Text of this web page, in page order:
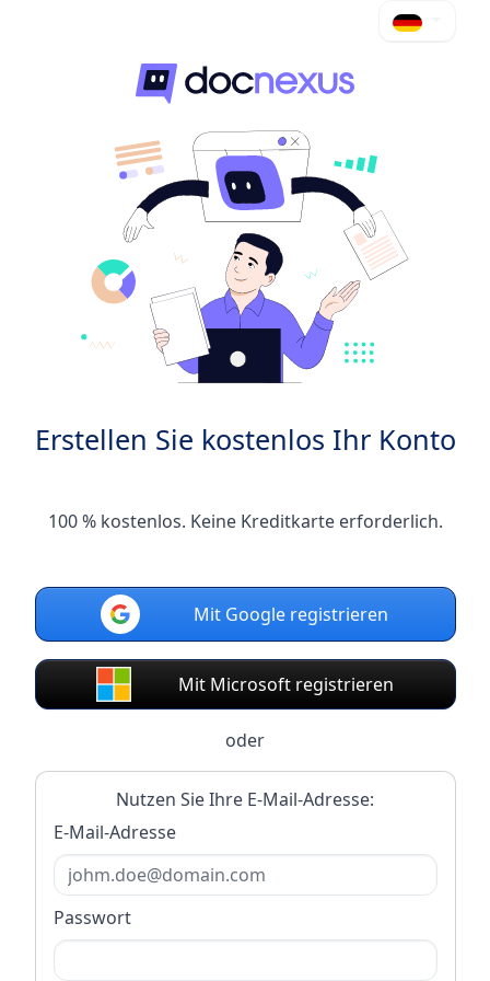
Erstellen Sie kostenlos Ihr Konto
100 % kostenlos. Keine Kreditkarte erforderlich.
Mit Google registrieren
Mit Microsoft registrieren
oder
Nutzen Sie Ihre E-Mail-Adresse:
E-Mail-Adresse
Passwort